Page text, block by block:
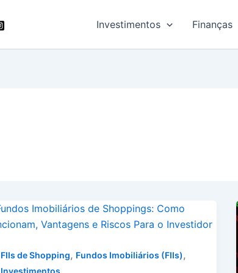
Investimentos Finanças
FIIs de Shopping, Fundos Imobiliários (FIIs),
Investimentos